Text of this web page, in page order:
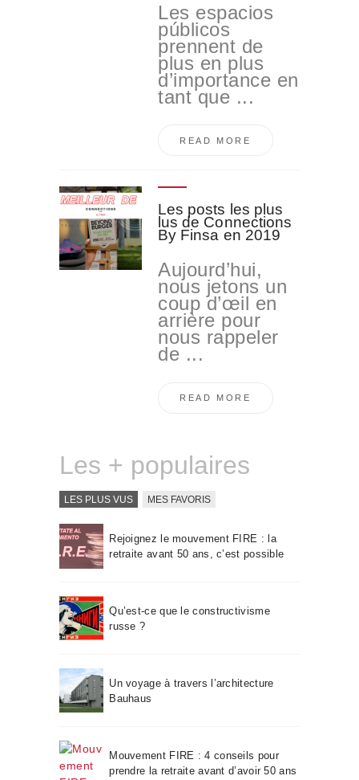
Les espacios
públicos
prennent de
plus en plus
d’importance en
tant que ...
READ MORE
Les posts les plus
lus de Connections
By Finsa en 2019
Aujourd’hui,
nous jetons un
coup d’œil en
arrière pour
nous rappeler
de ...
READ MORE
Les + populaires
LES PLUS VUS MES FAVORIS
Rejoignez le mouvement FIRE : la
retraite avant 50 ans, c’est possible
Qu’est-ce que le constructivisme
russe ?
Un voyage à travers l’architecture
Bauhaus
Mouvement FIRE : 4 conseils pour
prendre la retraite avant d’avoir 50 ans